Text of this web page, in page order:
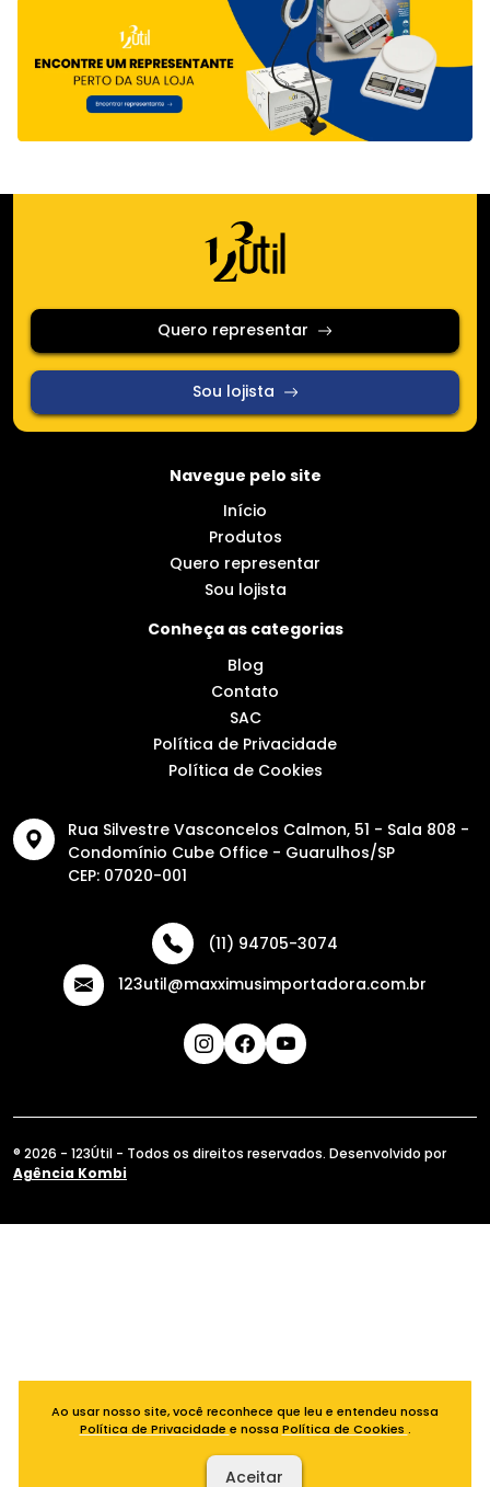
Quero representar
Sou lojista
Navegue pelo site
Início
Produtos
Quero representar
Sou lojista
Conheça as categorias
Blog
Contato
SAC
Política de Privacidade
Política de Cookies
Rua Silvestre Vasconcelos Calmon, 51 - Sala 808 -
Condomínio Cube Office - Guarulhos/SP
CEP: 07020-001
(11) 94705-3074
123util@maxximusimportadora.com.br
® 2026 - 123Útil - Todos os direitos reservados. Desenvolvido por
Agência Kombi
Ao usar nosso site, você reconhece que leu e entendeu nossa
Política de Privacidade e nossa Política de Cookies .
Aceitar